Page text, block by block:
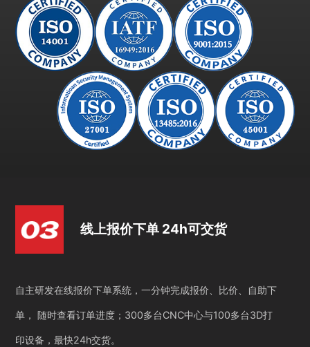
线上报价下单 24h可交货
自主研发在线报价下单系统，一分钟完成报价、比价、自助下
单， 随时查看订单进度；300多台CNC中心与100多台3D打
印设备，最快24h交货。